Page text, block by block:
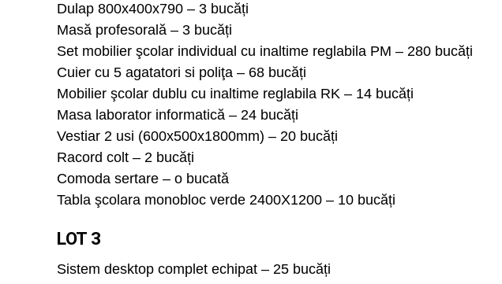
Dulap 800x400x790 – 3 bucăți
Masă profesorală – 3 bucăți
Set mobilier şcolar individual cu inaltime reglabila PM – 280 bucăți
Cuier cu 5 agatatori si poliţa – 68 bucăți
Mobilier şcolar dublu cu inaltime reglabila RK – 14 bucăți
Masa laborator informatică – 24 bucăți
Vestiar 2 usi (600x500x1800mm) – 20 bucăți
Racord colt – 2 bucăți
Comoda sertare – o bucată
Tabla şcolara monobloc verde 2400X1200 – 10 bucăți
LOT 3
Sistem desktop complet echipat – 25 bucăți